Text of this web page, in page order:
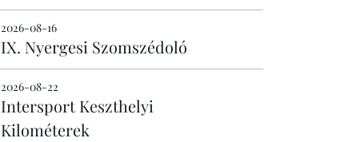
2026-08-16
IX. Nyergesi Szomszédoló
2026-08-22
Intersport Keszthelyi
Kilométerek